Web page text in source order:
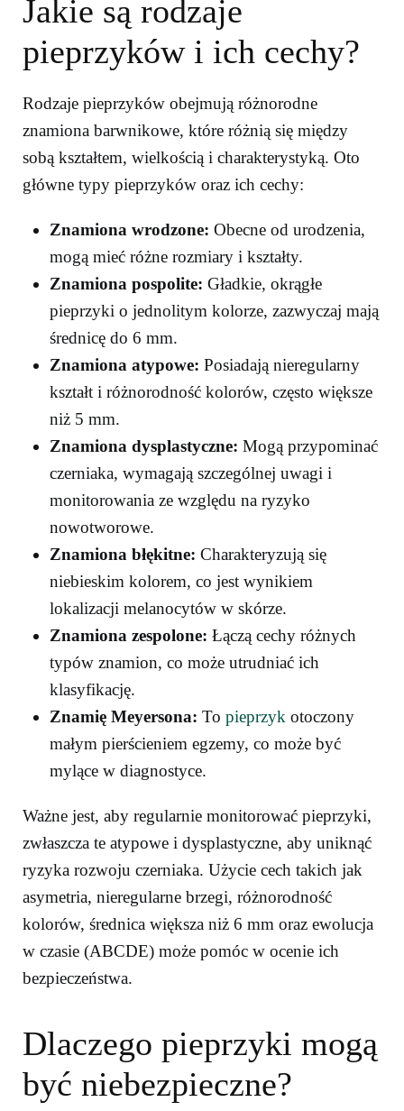
Jakie są rodzaje
pieprzyków i ich cechy?
Rodzaje pieprzyków obejmują różnorodne
znamiona barwnikowe, które różnią się między
sobą kształtem, wielkością i charakterystyką. Oto
główne typy pieprzyków oraz ich cechy:
Znamiona wrodzone: Obecne od urodzenia,
mogą mieć różne rozmiary i kształty.
Znamiona pospolite: Gładkie, okrągłe
pieprzyki o jednolitym kolorze, zazwyczaj mają
średnicę do 6 mm.
Znamiona atypowe: Posiadają nieregularny
kształt i różnorodność kolorów, często większe
niż 5 mm.
Znamiona dysplastyczne: Mogą przypominać
czerniaka, wymagają szczególnej uwagi i
monitorowania ze względu na ryzyko
nowotworowe.
Znamiona błękitne: Charakteryzują się
niebieskim kolorem, co jest wynikiem
lokalizacji melanocytów w skórze.
Znamiona zespolone: Łączą cechy różnych
typów znamion, co może utrudniać ich
klasyfikację.
Znamię Meyersona: To pieprzyk otoczony
małym pierścieniem egzemy, co może być
mylące w diagnostyce.
Ważne jest, aby regularnie monitorować pieprzyki,
zwłaszcza te atypowe i dysplastyczne, aby uniknąć
ryzyka rozwoju czerniaka. Użycie cech takich jak
asymetria, nieregularne brzegi, różnorodność
kolorów, średnica większa niż 6 mm oraz ewolucja
w czasie (ABCDE) może pomóc w ocenie ich
bezpieczeństwa.
Dlaczego pieprzyki mogą
być niebezpieczne?